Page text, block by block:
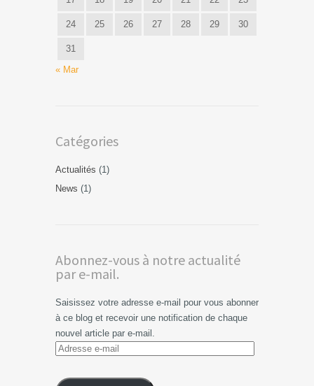
24 25 26 27 28 29 30
31
« Mar
Catégories
Actualités (1)
News (1)
Abonnez-vous à notre actualité
par e-mail.
Saisissez votre adresse e-mail pour vous abonner
à ce blog et recevoir une notification de chaque
nouvel article par e-mail.
Adresse
mail